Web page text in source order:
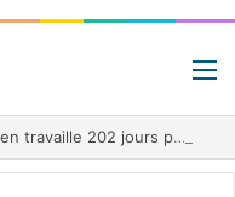
Pourquoi un salarié français moyen travaille 202 jours par an pour financer impôts et cotisations, un record dans toute l’Union européenne